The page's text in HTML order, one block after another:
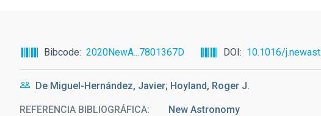
a
la
navegación
Bibcode 2020NewA...7801367D DOI 10.1016/
De Miguel-Hernández, Javier; Hoyland, Roger J.
REFERENCIA BIBLIOGRÁFICA New Astronomy